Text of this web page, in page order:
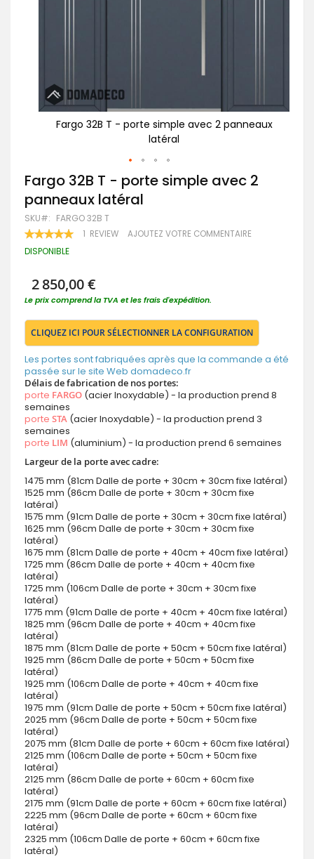
Fargo 32B T - porte simple avec 2 panneaux
latéral
Passer
au
début
de
la
Galerie
d’images
Fargo 32B T - porte simple avec 2
panneaux latéral
SKU FARGO 32B T
RATING: 1 REVIEW AJOUTEZ VOTRE COMMENTAIRE
DISPONIBLE
2 850,00 €
Le prix comprend la TVA et les frais d'expédition.
CLIQUEZ ICI POUR SÉLECTIONNER LA CONFIGURATION
Les portes sont fabriquées après que la commande a été
passée sur le site Web domadeco.fr
Délais de fabrication de nos portes:
porte FARGO (acier Inoxydable) - la production prend 8
semaines
porte STA (acier Inoxydable) - la production prend 3
semaines
porte LIM (aluminium) - la production prend 6 semaines
Largeur de la porte avec cadre:
1475 mm (81cm Dalle de porte + 30cm + 30cm fixe latéral)
1525 mm (86cm Dalle de porte + 30cm + 30cm fixe
latéral)
1575 mm (91cm Dalle de porte + 30cm + 30cm fixe latéral)
1625 mm (96cm Dalle de porte + 30cm + 30cm fixe
latéral)
1675 mm (81cm Dalle de porte + 40cm + 40cm fixe latéral)
1725 mm (86cm Dalle de porte + 40cm + 40cm fixe
latéral)
1725 mm (106cm Dalle de porte + 30cm + 30cm fixe
latéral)
1775 mm (91cm Dalle de porte + 40cm + 40cm fixe latéral)
1825 mm (96cm Dalle de porte + 40cm + 40cm fixe
latéral)
1875 mm (81cm Dalle de porte + 50cm + 50cm fixe latéral)
1925 mm (86cm Dalle de porte + 50cm + 50cm fixe
latéral)
1925 mm (106cm Dalle de porte + 40cm + 40cm fixe
latéral)
1975 mm (91cm Dalle de porte + 50cm + 50cm fixe latéral)
2025 mm (96cm Dalle de porte + 50cm + 50cm fixe
latéral)
2075 mm (81cm Dalle de porte + 60cm + 60cm fixe latéral)
2125 mm (106cm Dalle de porte + 50cm + 50cm fixe
latéral)
2125 mm (86cm Dalle de porte + 60cm + 60cm fixe
latéral)
2175 mm (91cm Dalle de porte + 60cm + 60cm fixe latéral)
2225 mm (96cm Dalle de porte + 60cm + 60cm fixe
latéral)
2325 mm (106cm Dalle de porte + 60cm + 60cm fixe
latéral)